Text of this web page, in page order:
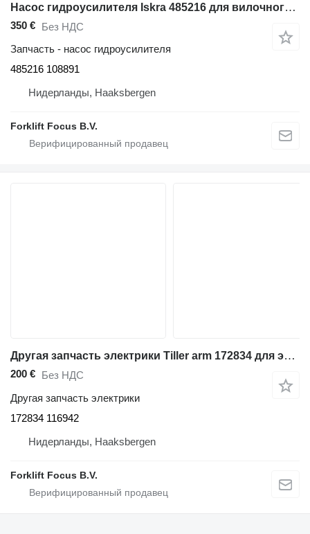
Насос гидроусилителя Iskra 485216 для вилочного погрузчика Atlet PLL180N
350 € Без НДС
Запчасть - насос гидроусилителя
485216 108891
Нидерланды, Haaksbergen
Forklift Focus B.V.
Другая запчасть электрики Tiller arm 172834 для электротележки Atlet PLL 145/ PLL180
200 € Без НДС
Другая запчасть электрики
172834 116942
Нидерланды, Haaksbergen
Forklift Focus B.V.